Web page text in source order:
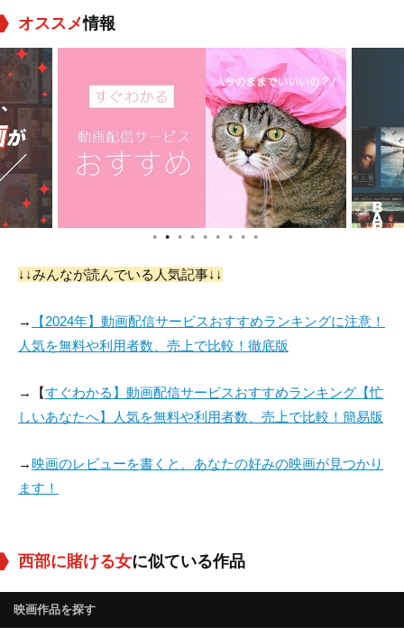
Boyd Holister
役：McAllister (as R
obert Palmer)
Leo V. Matranga
役：Gunslinger #2
Cal Bolder
役：Goober
役：Gunslinger #1 役：Photographer 役：Theodore
オススメ情報
● ● ● ● ● ● ● ● ●
↓↓みんなが読んでいる人気記事↓↓
→
【2024年】動画配信サービスおすすめランキングに注意！
人気を無料や利用者数、売上で比較！徹底版
→【すぐわかる】動画配信サービスおすすめランキング【忙
しいあなたへ】人気を無料や利用者数、売上で比較！簡易版
→映画のレビューを書くと、あなたの好みの映画が見つかり
ます！
西部に賭ける女に似ている作品
映画作品を探す